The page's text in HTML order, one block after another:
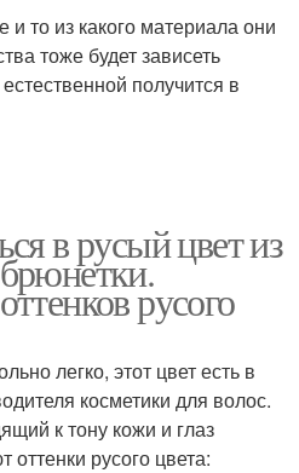
то из какого материала они
тоже будет зависеть
получится в
в русый цвет из
русого
легко, этот цвет есть в
косметики для волос.
к тону кожи и глаз
оттенки русого цвета: